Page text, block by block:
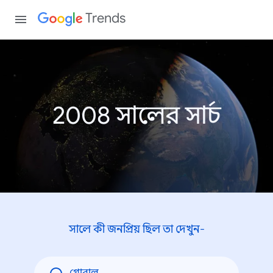
Trends
2008 সালের সার্চ
সালে কী জনপ্রিয় ছিল তা দেখুন-